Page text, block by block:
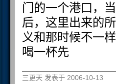
门的一个港口，
后，这里出来的
义和那时候不一
喝一杯先
三更天 发表于 2006-10-13